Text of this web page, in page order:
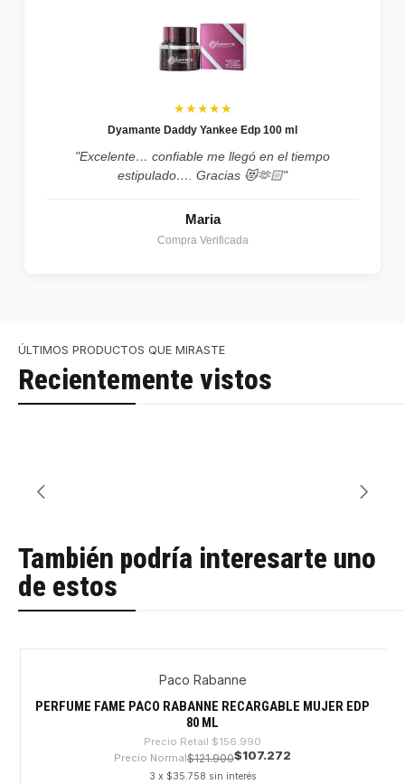
★★★★★
Dyamante Daddy Yankee Edp 100 ml
"Excelente… confiable me llegó en el tiempo
estipulado…. Gracias 😻🫶🏻"
Maria
Compra Verificada
ÚLTIMOS PRODUCTOS QUE MIRASTE
Recientemente vistos
También podría interesarte uno
de estos
Paco Rabanne
PERFUME FAME PACO RABANNE RECARGABLE MUJER EDP
80 ML
Precio Retail $156.990
Precio Normal$121.900$107.272
3 x $35.758 sin interés